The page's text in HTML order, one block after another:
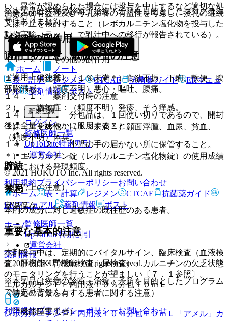
治療上の有益性及び母乳栄養の有益性を考慮し、授乳の継続
又は中止を検討すること（レボカルニチン塩化物を投与した
動物実験（ラット）で乳汁中への移行が報告されている）。
適用上の注意、取扱い上の注意
（適用上の注意）
１４．１． 薬剤交付時の注意
１４．１．１． 分包品は、１回使い切りであるので、開封
後は全量を速やかに服用すること。
１４．１．２． 小児の手の届かない所に保管すること。
貯法
（保管上の注意）
室温保存。
ホーム
薬剤情報
エルカルチンＦＦ内用液１０％分包１０ｍＬ
レボカルニチンＦＦ内用液１０％分包１０ｍＬ「アメル」
カ
い、異常が認められた場合には投与を中止するなど適切な処
置を行うこと。
その他の副作用
１１．２． その他の副作用
１）． 消化器：（１％未満＊）食欲不振、下痢、軟便、腹
部膨満感、（頻度不明）悪心・嘔吐、腹痛。
２）． 過敏症：（頻度不明）発疹、そう痒感。
３）． その他：（１％未満＊）顔面浮腫、血尿、貧血、
（頻度不明）体臭。
＊）エルカルチン錠（レボカルニチン塩化物錠）の使用成績
調査における発現頻度。
禁忌
本剤の成分に対し過敏症の既往歴のある患者。
重要な基本的注意
本剤投与中は、定期的にバイタルサイン、臨床検査（血液検
査、肝機能・腎機能検査、尿検査）、カルニチンの欠乏状態
のモニタリングを行うことが望ましい〔７．１参照〕。
（特定の背景を有する患者に関する注意）
（腎機能障害患者）
※本製品は疾病の診断・治療・予防を目的としたプログラム
ではありません。
ホーム
ノート
表・計算
レジメン CTCAE 抗菌薬ガイド
ERマニュ
アル
薬剤情報 ポスト
新規登録
ログイン
監修医師一覧
UpToDate特別割引
運営会社
© 2021 HOKUTO Inc. All rights reserved.
利用規約プライバシーポリシーお問い合わせ
ホーム
表・計算 レジメン CTCAE
抗菌薬ガイド
ERマニュアル
薬剤情報 ポスト
監修医師一覧
UpToDate特別割引
運営会社
© 2021 HOKUTO Inc. All rights reserved.
※本製品は疾病の診断・治療・予防を目的としたプログラム
ではありません。
利用規約プライバシーポリシーお問い合わせ